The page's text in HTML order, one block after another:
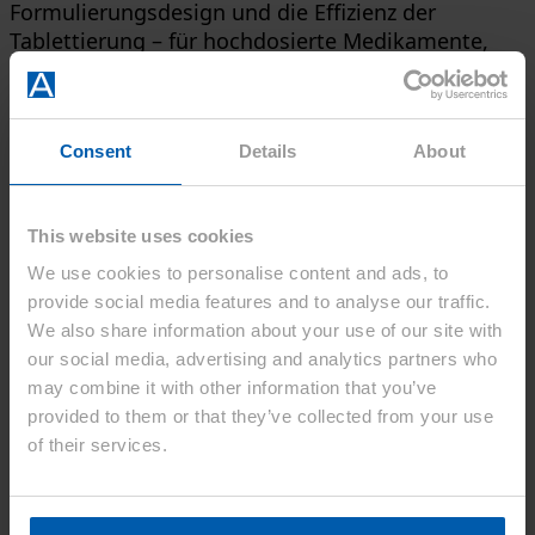
Consent Details About
This website uses cookies
We use cookies to personalise content and ads, to
provide social media features and to analyse our traffic.
We also share information about your use of our site with
our social media, advertising and analytics partners who
may combine it with other information that you’ve
provided to them or that they’ve collected from your use
of their services.
Formulierungsdesign und die Effizienz der
Tablettierung – für hochdosierte Medikamente,
kleine Tabletten und solche mit geringer
Kompaktheit.
Globale Website
Kontakt
Wir sind für Sie da.
Haben Sie eine Frage, einen
Vorschlag oder möchten Sie einfach